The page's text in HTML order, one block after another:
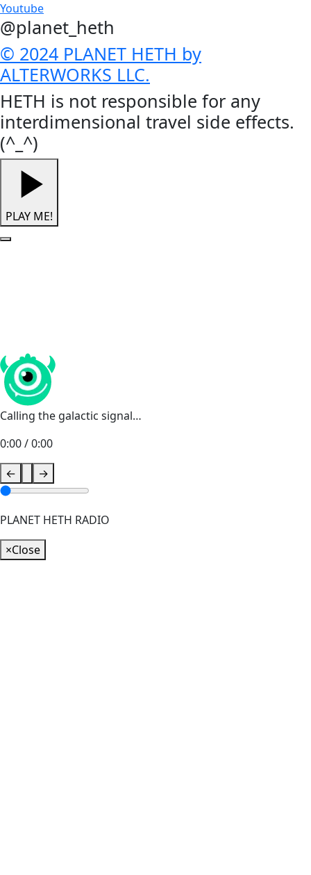
Youtube
@planet_heth
© 2024 PLANET HETH by
ALTERWORKS LLC.
HETH is not responsible for any
interdimensional travel side effects.
(^_^)
PLAY ME!
Calling the galactic signal…
0:00/0:00
←
→
PLANET HETH RADIO
×Close